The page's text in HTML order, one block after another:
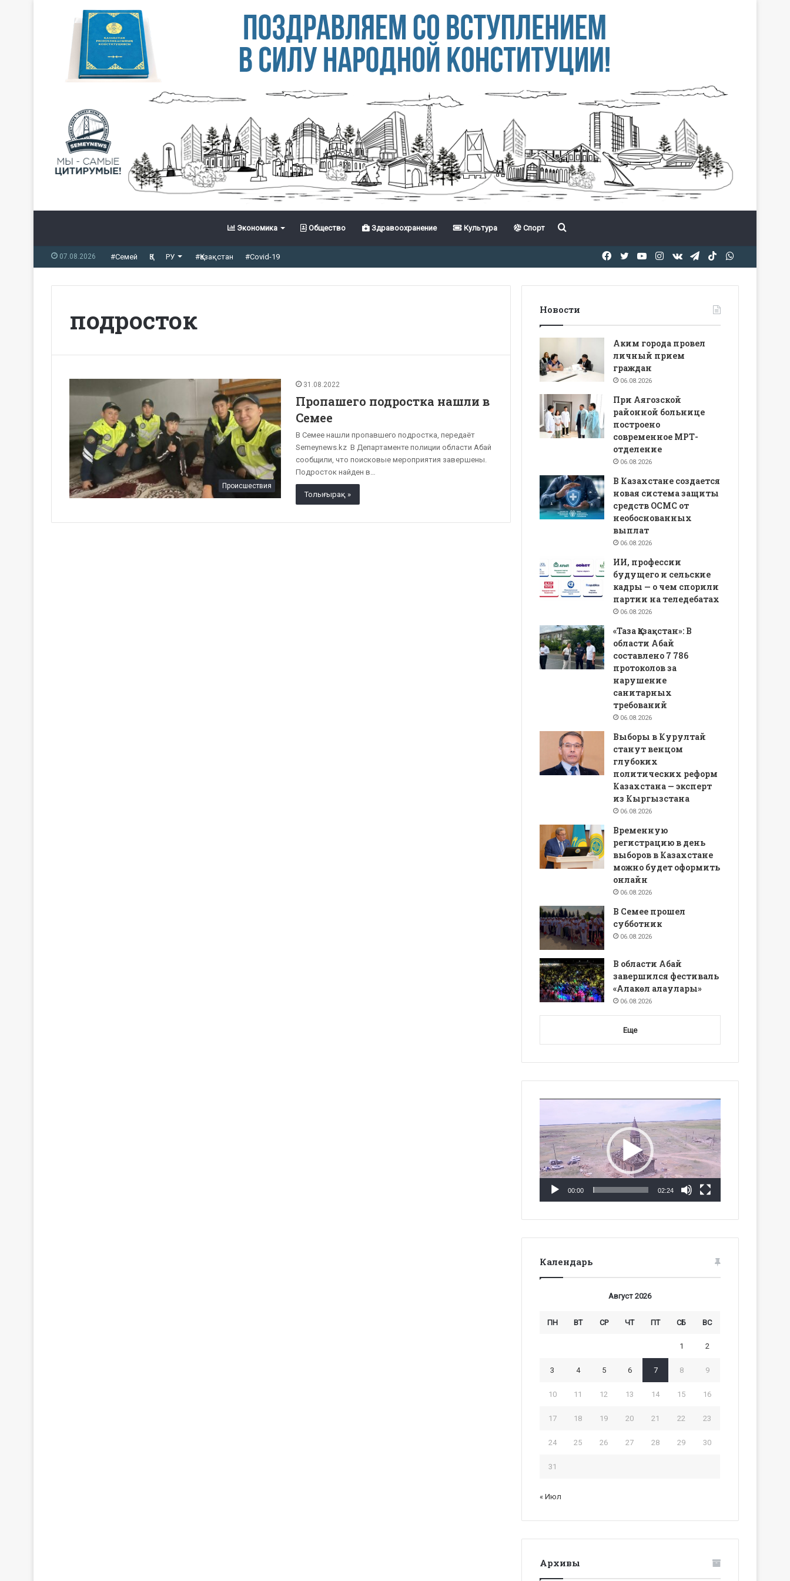
Экономика Общество Здравоохранение Культура Спорт Іздеу
07.08.2026 #Семей ҚЗ РУ #Қазақстан #Covid-19 TikTok
Telegram
vk.com
Instagram
YouTube
Twitter
Facebook
подросток
Происшествия
31.08.2022
Пропашего подростка нашли в
Семее
В Семее нашли пропавшего подростка, передаёт
Semeynews.kz В Департаменте полиции области Абай
сообщили, что поисковые мероприятия завершены.
Подросток найден в…
Толығырақ »
Новости
Аким города провел
личный прием
граждан
06.08.2026
При Аягозской
районной больнице
построено
современное МРТ-
отделение
06.08.2026
В Казахстане создается
новая система защиты
средств ОСМС от
необоснованных
выплат
06.08.2026
ИИ, профессии
будущего и сельские
кадры — о чем спорили
партии на теледебатах
06.08.2026
«Таза Қазақстан»: В
области Абай
составлено 7 786
протоколов за
нарушение
санитарных
требований
06.08.2026
Выборы в Курултай
станут венцом
глубоких
политических реформ
Казахстана — эксперт
из Кыргызстана
06.08.2026
Временную
регистрацию в день
выборов в Казахстане
можно будет оформить
онлайн
06.08.2026
В Семее прошел
субботник
06.08.2026
В области Абай
завершился фестиваль
«Алакөл алаулары»
06.08.2026
Еще
00:00 02:24
Календарь
Август 2026
ПН ВТ СР ЧТ ПТ СБ ВС
1 2
3 4 5 6 7 8 9
10 11 12 13 14 15 16
17 18 19 20 21 22 23
24 25 26 27 28 29 30
31
« Июл
Архивы